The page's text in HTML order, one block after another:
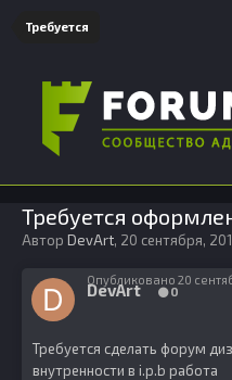
Требуется
Требуется
Автор DevArt, 20 сентября,
DevArt 0
Опубликовано 20
Требуется сделать форум
внутренности в i.p.b работа